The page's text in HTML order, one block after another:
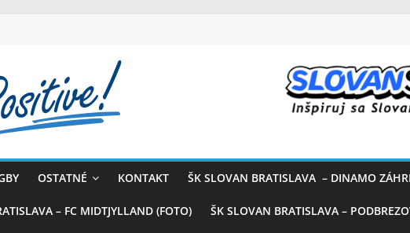
OSTATNÉ KONTAKT ŠK SLOVAN BRATISLAVA – DINAMO
– FC MIDTJYLLAND (FOTO) ŠK SLOVAN BRATISLAVA –